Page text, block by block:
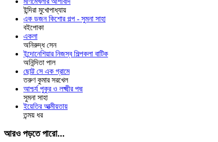
ইন্দিরা মুখোপাধ্যায়
এক ডজন কিশোর গল্প - সুমনা সাহা
বইপোকা
একলা
অনিরুদ্ধ সেন
ইন্দোনেশিয়ার নিজস্ব শিল্পকলা বাটিক
অনিন্দিতা পাল
ছোট্ট সে এক গ্রামে
তরুণ কুমার সরখেল
আশ্চর্য পুকুর ও লক্ষ্মীর পদ্ম
সুমনা সাহা
ইয়েতির আত্মীয়তায়
তন্ময় ধর
আরও পড়তে পারো...